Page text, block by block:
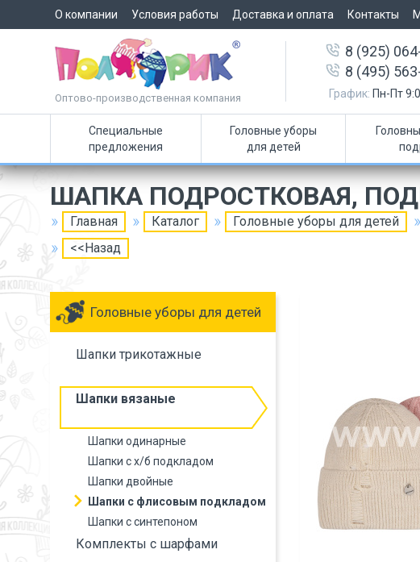
О компании Условия работы Доставка и оплата Контакты
Оптово-производственная компания
8 (925)
8 (495)
График: Пн-Пт
Специальные
предложения
Головные уборы
для детей
ШАПКА ПОДРОСТКОВАЯ,
Главная Каталог Головные уборы для детей
<<Назад
Головные уборы для детей
Шапки трикотажные
Шапки вязаные
Шапки одинарные
Шапки с х/б подкладом
Шапки двойные
Шапки с флисовым подкладом
Шапки с синтепоном
Комплекты с шарфами